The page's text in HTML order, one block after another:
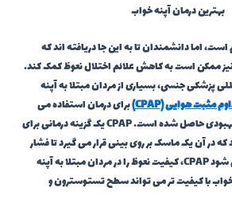
بهترین درمان آپنه خواب
اما دانشمندان تا به این جا دریافته اند که
ممکن است به کاهش علائم اختلال نعوظ کمک کند.
پزشکی جنسی، بسیاری از مردان مبتلا به آپنه
مثبت هوایی (CPAP) برای درمان استفاده می
کنند، در اختلال نعوظ شان بهبودی حاصل شده است. CPAP یک گزینه درمانی برای
آن یک ماسک بر روی بینی قرار می گیرد تا فشار
هوا را هدایت کند. تصور می شود CPAP، کیفیت نعوظ را در مردان مبتلا به آپنه
با کیفیت تر می تواند سطح تستوسترون و